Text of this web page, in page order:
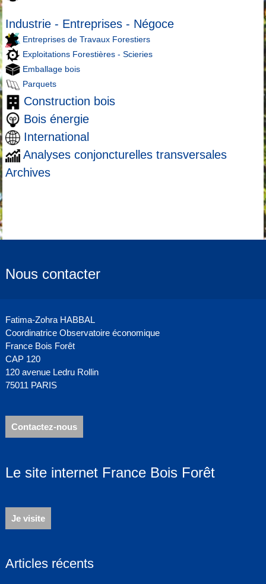
Industrie - Entreprises - Négoce
Entreprises de Travaux Forestiers
Exploitations Forestières - Scieries
Emballage bois
Parquets
Construction bois
Bois énergie
International
Analyses conjoncturelles transversales
Archives
Nous contacter
Fatima-Zohra HABBAL
Coordinatrice Observatoire économique
France Bois Forêt
CAP 120
120 avenue Ledru Rollin
75011 PARIS
Contactez-nous
Le site internet France Bois Forêt
Je visite
Articles récents